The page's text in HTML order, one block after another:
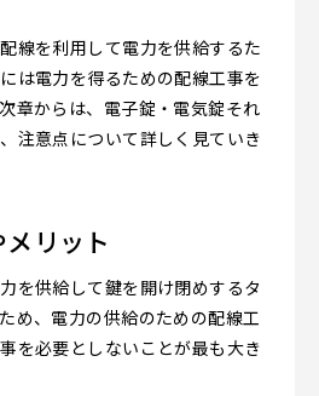
線を利用して電力を供給するた
は電力を得るための配線工事を
章からは、電子錠・電気錠それ
注意点について詳しく見ていき
リット
を供給して鍵を開け閉めするタ
め、電力の供給のための配線工
を必要としないことが最も大き